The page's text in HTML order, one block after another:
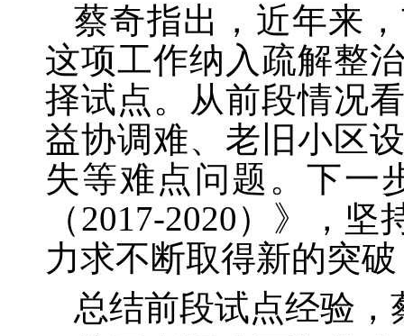
蔡奇指出，近年来
这项工作纳入疏解整
择试点。从前段情况
益协调难、老旧小区
失等难点问题。下一
（2017-2020）》，坚
力求不断取得新的突
总结前段试点经验